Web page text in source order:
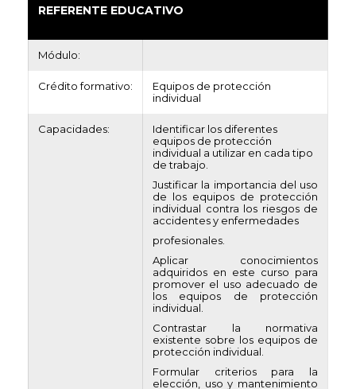
REFERENTE EDUCATIVO
Módulo:
Crédito formativo:
Equipos de protección
individual
Capacidades:
Identificar los diferentes
equipos de protección
individual a utilizar en cada tipo
de trabajo.
Justificar la importancia del uso
de los equipos de protección
individual contra los riesgos de
accidentes y enfermedades
profesionales.
Aplicar conocimientos
adquiridos en este curso para
promover el uso adecuado de
los equipos de protección
individual.
Contrastar la normativa
existente sobre los equipos de
protección individual.
Formular criterios para la
elección, uso y mantenimiento